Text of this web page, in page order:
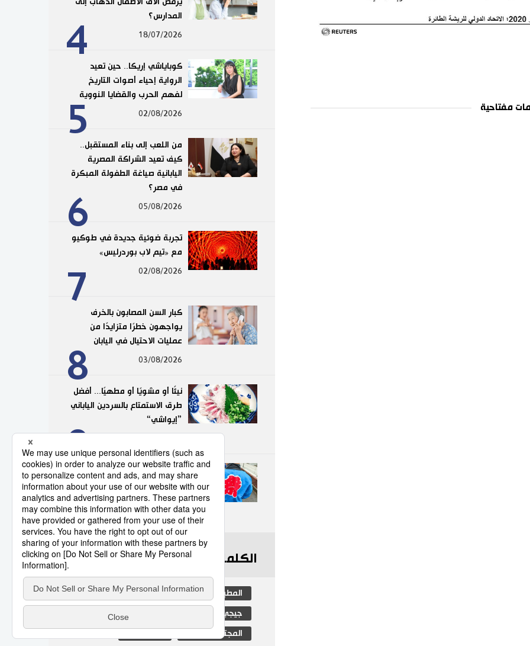
مفتاحية
4
المدارس؟
18/07/2026
5
كوباياشي إريكا.. حين تعيد
الرواية إحياء أصوات التاريخ
لفهم الحرب والقضايا النووية
02/08/2026
6
من اللعب إلى بناء المستقبل..
كيف تعيد الشراكة المصرية
اليابانية صياغة الطفولة المبكرة
في مصر؟
05/08/2026
7
تجربة ضوئية جديدة في طوكيو
مع «تيم لاب بوردرليس»
02/08/2026
8
كبار السن المصابون بالخرف
يواجهون خطرًا متزايدًا من
عمليات الاحتيال في اليابان
03/08/2026
9
نيئًا أو مشويًا أو مطهيًا... أفضل
طرق الاستمتاع بالسردين الياباني
”إيواشي“
10
”هابي“.. السترة التقليدية التي
تضفي روحًا خاصة على
المهرجانات اليابانية
05/08/2026
الكلمات الأكثر بحثا
المطبخ الياباني ثقافة اليابان
جيجي برس الكاكي
المجتمع الياباني